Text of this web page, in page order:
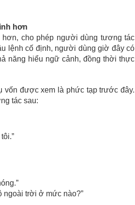
hơn
hơn, cho phép người dùng tương tác
lệnh cố định, người dùng giờ đây có
năng hiểu ngữ cảnh, đồng thời thực
vốn được xem là phức tạp trước đây.
tác sau:
ngoài trời ở mức nào?”